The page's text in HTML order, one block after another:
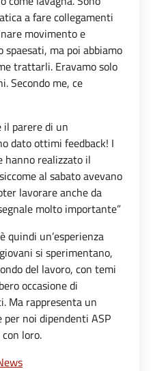
a fare collegamenti
movimento e
spaesati, ma poi abbiamo
trattarli. Eravamo solo
Secondo me, ce
il parere di un
dato ottimi feedback! I
realizzato il
al sabato avevano
lavorare anche da
molto importante”
quindi un’esperienza
si sperimentano,
del lavoro, con temi
occasione di
Ma rappresenta un
noi dipendenti ASP
loro.